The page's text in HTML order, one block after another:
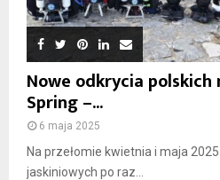
Nowe odkrycia
Spring –...
6 maja 2025
Na przełomie kwietnia i maja
jaskiniowych po raz...